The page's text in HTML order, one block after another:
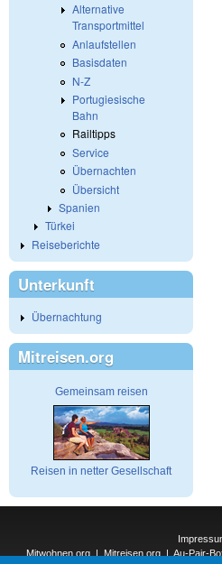
Alternative
Transportmittel
Anlaufstellen
Basisdaten
N-Z
Portugiesische
Bahn
Railtipps
Service
Übernachten
Übersicht
Spanien
Türkei
Reiseberichte
Unterkunft
Übernachtung
Mitreisen.org
Gemeinsam reisen
Reisen in netter Gesellschaft
Mitwohnen.org
Mitreisen.org Au-Pair-